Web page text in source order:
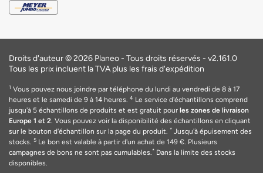
Droits d'auteur © 2026 Planeo - Tous droits réservés - v2.161.0
Tous les prix incluent la TVA plus les frais d'expédition
1 Vous pouvez nous joindre par téléphone du lundi au vendredi de 8 à 17
heures et le samedi de 9 à 14 heures. 4 Le service d'échantillons comprend
jusqu'à 5 échantillons de produits et est gratuit pour les zones de livraison
Europe 1 et 2. Vous pouvez voir la disponibilité des échantillons en cliquant
sur le bouton d'échantillon sur la page du produit. * Jusqu'à épuisement des
stocks. 5 Le bon est valable à partir d'un achat de 149 €. Plusieurs
campagnes de bons ne sont pas cumulables.* Dans la limite des stocks
disponibles.